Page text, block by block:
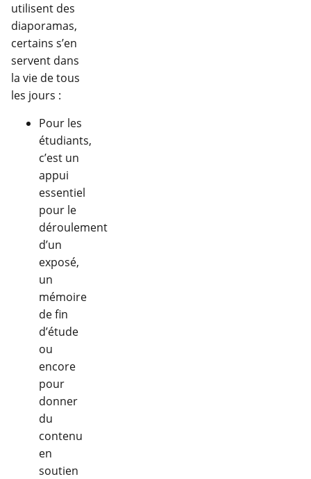
utilisent des
diaporamas,
certains s’en
servent dans
la vie de tous
les jours :
Pour les
étudiants,
c’est un
appui
essentiel
pour le
déroulement
d’un
exposé,
un
mémoire
de fin
d’étude
ou
encore
pour
donner
du
contenu
en
soutien